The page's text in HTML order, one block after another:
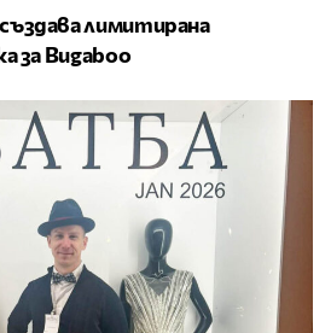
лимитирана
за Bugaboo